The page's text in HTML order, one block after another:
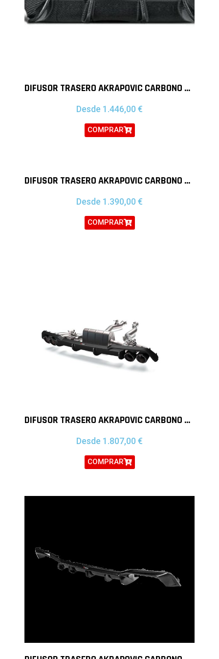
DIFUSOR TRASERO AKRAPOVIC CARBONO BMW SERIE 2 M2
Desde 1.446,00 €
COMPRAR
DIFUSOR TRASERO AKRAPOVIC CARBONO BMW SERIE 5 M5 F90
Desde 1.390,00 €
COMPRAR
DIFUSOR TRASERO AKRAPOVIC CARBONO BMW SERIE 8 M8 F91 F92
Desde 1.807,00 €
COMPRAR